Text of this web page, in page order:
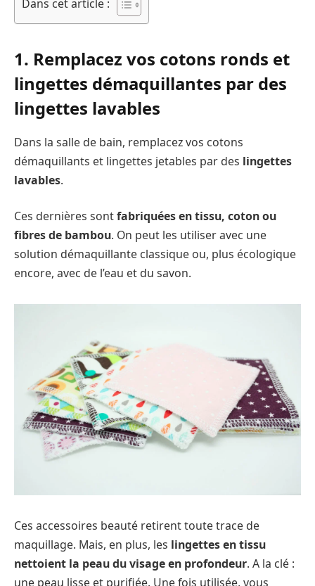
Dans cet article :
1. Remplacez vos cotons ronds et
lingettes démaquillantes par des
lingettes lavables
Dans la salle de bain, remplacez vos cotons
démaquillants et lingettes jetables par des lingettes
lavables.
Ces dernières sontfabriquées en tissu, coton ou
fibres de bambou. On peut les utiliser avec une
solution démaquillante classique ou, plus écologique
encore, avec de l’eau et du savon.
Ces accessoires beauté retirent toute trace de
maquillage. Mais, en plus, les lingettes en tissu
nettoient la peau du visage en profondeur. A la clé :
une peau lisse et purifiée. Une fois utilisée, vous